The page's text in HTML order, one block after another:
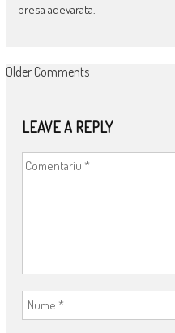
presa adevarata.
COMMENT
Older Comments
LEAVE A REPLY